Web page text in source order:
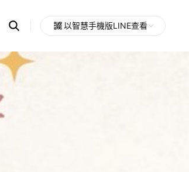
Search
OpenChats
messages
search
area
以智慧手機版LINE查看